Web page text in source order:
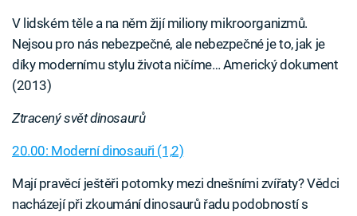
V lidském těle a na něm žijí miliony mikroorganizmů.
Nejsou pro nás nebezpečné, ale nebezpečné je to, jak je
díky modernímu stylu života ničíme… Americký dokument
(2013)
Ztracený svět dinosaurů
20.00: Moderní dinosauři (1,2)
Mají pravěcí ještěři potomky mezi dnešními zvířaty? Vědci
nacházejí při zkoumání dinosaurů řadu podobností s